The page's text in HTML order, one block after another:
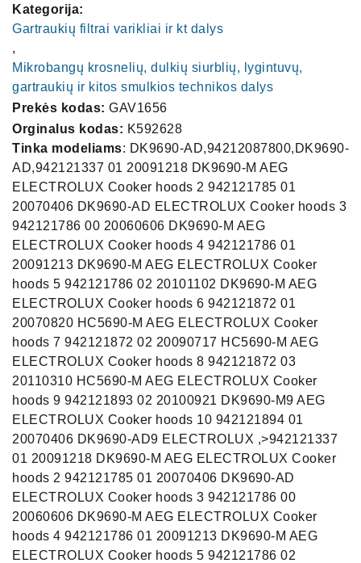
Kategorija:
Gartraukių filtrai varikliai ir kt dalys
,
Mikrobangų krosnelių, dulkių siurblių, lygintuvų,
gartraukių ir kitos smulkios technikos dalys
Prekės kodas: GAV1656
Orginalus kodas: K592628
Tinka modeliams: DK9690-AD,94212087800,DK9690-
AD,942121337 01 20091218 DK9690-M AEG
ELECTROLUX Cooker hoods 2 942121785 01
20070406 DK9690-AD ELECTROLUX Cooker hoods 3
942121786 00 20060606 DK9690-M AEG
ELECTROLUX Cooker hoods 4 942121786 01
20091213 DK9690-M AEG ELECTROLUX Cooker
hoods 5 942121786 02 20101102 DK9690-M AEG
ELECTROLUX Cooker hoods 6 942121872 01
20070820 HC5690-M AEG ELECTROLUX Cooker
hoods 7 942121872 02 20090717 HC5690-M AEG
ELECTROLUX Cooker hoods 8 942121872 03
20110310 HC5690-M AEG ELECTROLUX Cooker
hoods 9 942121893 02 20100921 DK9690-M9 AEG
ELECTROLUX Cooker hoods 10 942121894 01
20070406 DK9690-AD9 ELECTROLUX ,>942121337
01 20091218 DK9690-M AEG ELECTROLUX Cooker
hoods 2 942121785 01 20070406 DK9690-AD
ELECTROLUX Cooker hoods 3 942121786 00
20060606 DK9690-M AEG ELECTROLUX Cooker
hoods 4 942121786 01 20091213 DK9690-M AEG
ELECTROLUX Cooker hoods 5 942121786 02